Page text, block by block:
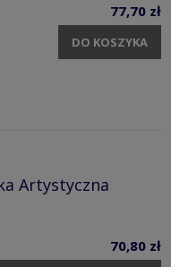
77,70 zł
DO KOSZYKA
Artystyczna
70,80 zł